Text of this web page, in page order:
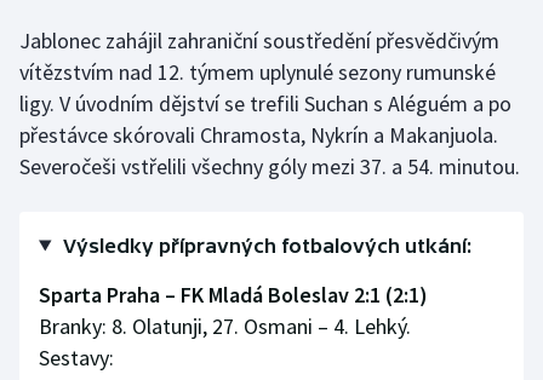
Plážový volejbal
Ragby
Rychlobruslení
Sportovní střelba
Jablonec zahájil zahraniční soustředění přesvědčivým
vítězstvím nad 12. týmem uplynulé sezony rumunské
ligy. V úvodním dějství se trefili Suchan s Aléguém a po
přestávce skórovali Chramosta, Nykrín a Makanjuola.
Severočeši vstřelili všechny góly mezi 37. a 54. minutou.
Výsledky přípravných fotbalových utkání:
Sparta Praha – FK Mladá Boleslav 2:1 (2:1)
Branky: 8. Olatunji, 27. Osmani – 4. Lehký.
Sestavy: